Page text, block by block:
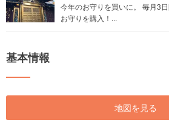
今年のお守りを買いに。 毎月3
お守りを購入！...
基本情報
地図を見る